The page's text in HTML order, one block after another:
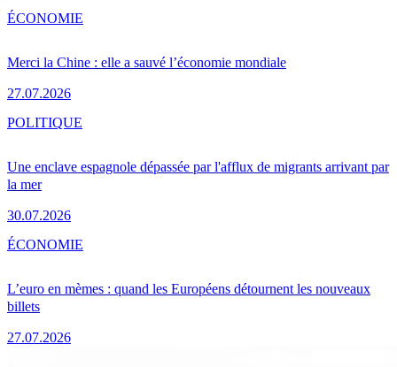
Merci la Chine : elle a sauvé l’économie mondiale
27.07.2026
ÉCONOMIE
Une enclave espagnole dépassée par l'afflux de migrants arrivant par
la mer
30.07.2026
POLITIQUE
L’euro en mèmes : quand les Européens détournent les nouveaux
billets
27.07.2026
ÉCONOMIE